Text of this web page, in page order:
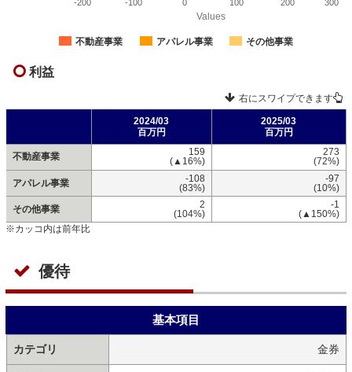
Values
不動産事業 アパレル事業 その他事業
-100 0 100 200 300
-200
利益
右にスワイプできます
2024/03
百万円
2025/03
百万円
不動産事業
159
(▲16%)
273
(72%)
アパレル事業
-108
(83%)
-97
(10%)
その他事業
2
(104%)
-1
(▲150%)
※カッコ内は前年比
優待
基本項目
カテゴリ 金券